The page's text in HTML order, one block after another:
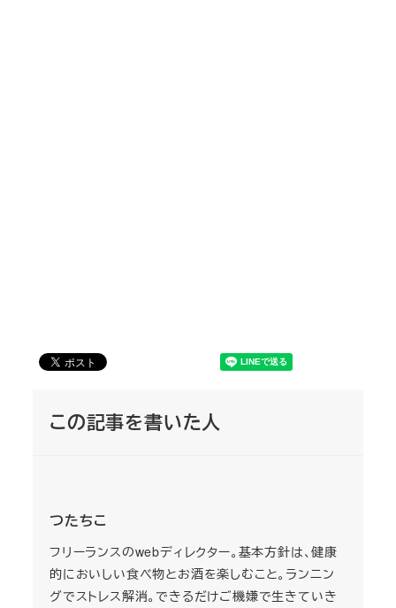
この記事を書いた人
つたちこ
フリーランスのwebディレクター。基本方針は、健康
的においしい食べ物とお酒を楽しむこと。ランニン
グでストレス解消。できるだけご機嫌で生きていき